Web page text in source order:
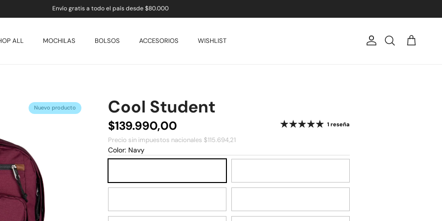
Envío gratis a todo el país desde $80.000
ALL MOCHILAS BOLSOS ACCESORIOS WISHLIST Cuenta Buscar Carrito
Nuevo producto Cool Student
Precio normal
$139.990,00
Precio sin impuestos nacionales $115.694,21
1 reseña
Color: Navy